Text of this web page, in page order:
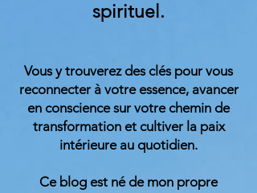
spirituel.
Vous y trouverez des clés pour vous
reconnecter à votre essence, avancer
en conscience sur votre chemin de
transformation et cultiver la paix
intérieure au quotidien.
Ce blog est né de mon propre